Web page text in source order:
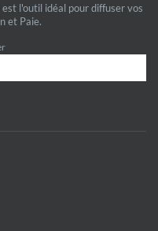
l'outil idéal pour diffuser vos
et Paie.